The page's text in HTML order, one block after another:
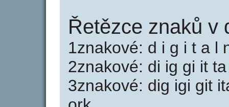
Řetězce znaků v
1znakové: d i g i t a l
2znakové: di ig gi it
3znakové: dig igi git